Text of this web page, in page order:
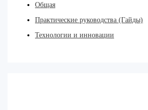
Общая
Практические руководства (Гайды)
Технологии и инновации